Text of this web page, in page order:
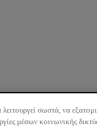
σωστά, να
μέσων κοινωνικής